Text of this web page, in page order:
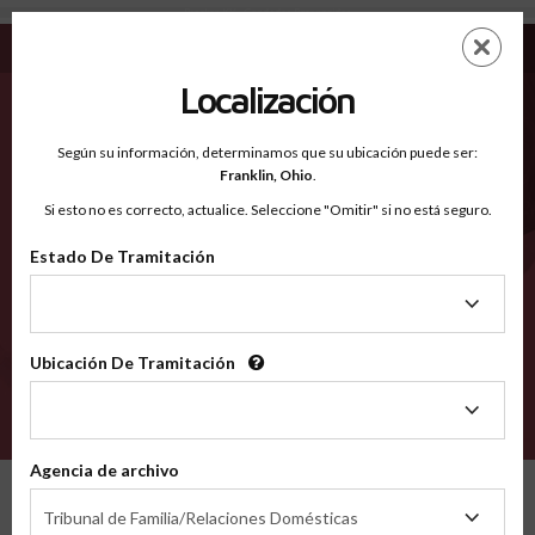
Bracken KY - Condados Reconocidos
EN
Condados Reconocidos
2600
Localización
Según su información, determinamos que su ubicación puede ser:
Franklin, Ohio.
Si esto no es correcto, actualice. Seleccione "Omitir" si no está seguro.
Estado De Tramitación
Tramitación
Ubicación De Tramitación
Tramitación
Agencia de archivo
Tribunal de Familia/Relaciones Domésticas
de